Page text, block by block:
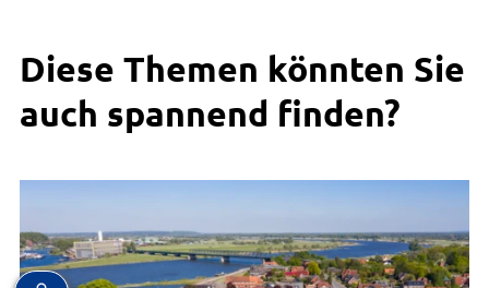
Diese Themen könnten Sie
auch spannend finden?